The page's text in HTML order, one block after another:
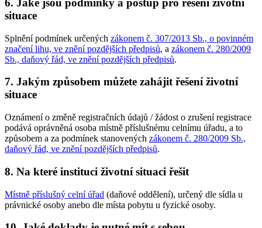
6. Jaké jsou podmínky a postup pro řešení životní
situace
Splnění podmínek určených zákonem č. 307/2013 Sb., o povinném
značení lihu, ve znění pozdějších předpisů, a zákonem č. 280/2009
Sb., daňový řád, ve znění pozdějších předpisů.
7. Jakým způsobem můžete zahájit řešení životní
situace
Oznámení o změně registračních údajů / žádost o zrušení registrace
podává oprávněná osoba místně příslušnému celnímu úřadu, a to
způsobem a za podmínek stanovených zákonem č. 280/2009 Sb.,
daňový řád, ve znění pozdějších předpisů.
8. Na které instituci životní situaci řešit
Místně příslušný celní úřad (daňové oddělení), určený dle sídla u
právnické osoby anebo dle místa pobytu u fyzické osoby.